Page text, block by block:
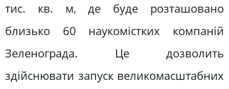
тис. кв. м, де буде розташовано
близько 60 наукомістких компаній
Зеленограда. Це дозволить
здійснювати запуск великомасштабних